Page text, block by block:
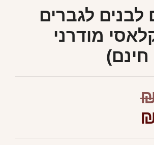
לבנים לגברים
מודרני